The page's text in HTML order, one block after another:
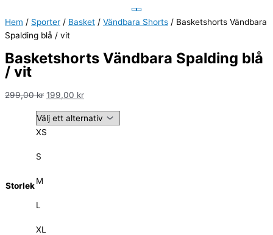
Hem / Sporter / Basket / Vändbara Shorts / Basketshorts Vändbara
Spalding blå / vit
Basketshorts Vändbara Spalding blå
/ vit
299,00kr 199,00 kr
Storlek
XS
S
M
L
XL